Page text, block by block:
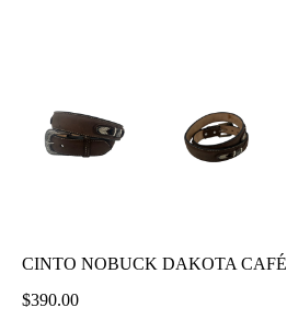
CINTO NOBUCK DAKOTA CAFÉ
$390.00